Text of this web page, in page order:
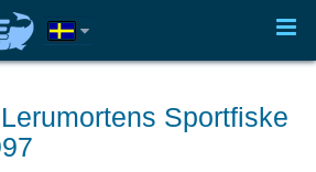
Sportfiske